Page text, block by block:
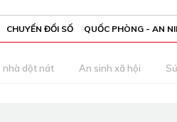
CHUYỂN ĐỔI SỐ QUỐC PHÒNG - AN
nhà dột nát An sinh xã hội